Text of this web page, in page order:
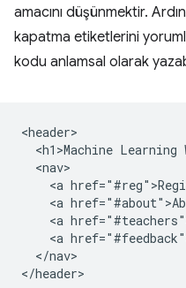
amacını düşünmektir.
kapatma etiketlerini
kodu anlamsal olarak
<header>
<h1>Machine Learning
  <nav>
<a
<a
<a
<a
  </nav>